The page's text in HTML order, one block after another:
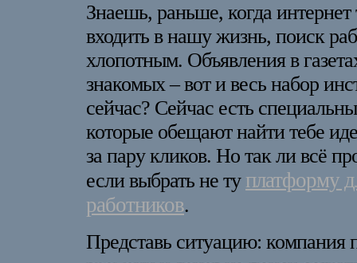
Знаешь, раньше, когда интернет
входить в нашу жизнь, поиск
хлопотным. Объявления в
знакомых – вот и весь набор
сейчас? Сейчас есть
которые обещают найти тебе
за пару кликов. Но так ли всё
если выбрать не ту платформу
работников.
Представь ситуацию: компания